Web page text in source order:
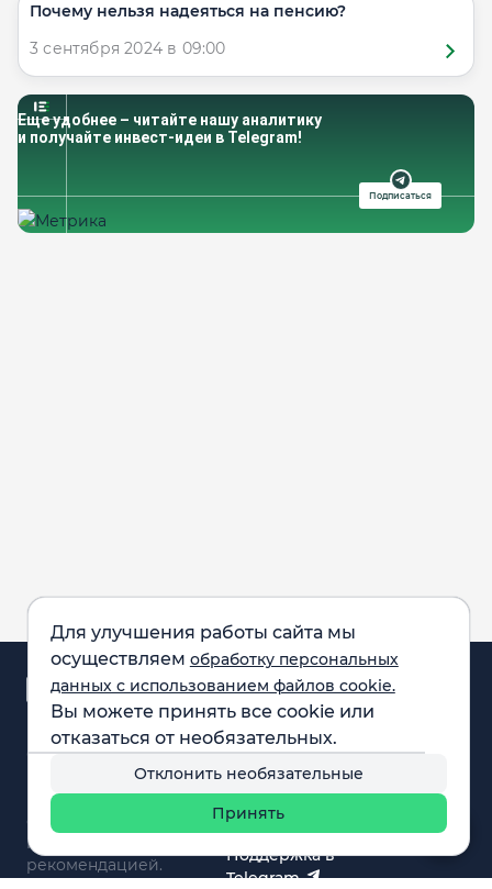
Для улучшения работы сайта мы
осуществляем обработку персональных
данных с использованием файлов cookie.
Вы можете принять все cookie или
отказаться от необязательных.
Отклонить необязательные
Принять
Почему нельзя надеяться на пенсию?
3 сентября 2024 в 09:00
Еще удобнее – читайте нашу аналитику
и получайте инвест-идеи в Telegram!
Подписаться
Обращаем внимание:
все материалы,
представленные на
сайте, не являются
инвестиционной
рекомендацией.
Аналитика и
новости
Карта рынка
Компании
F.A.Q.
Обучение
Вебинары
О нас
Поддержка в
Telegram